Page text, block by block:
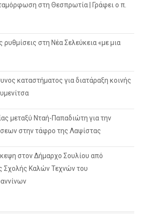
στη Θεσπρωτία | Γράφει ο π.
στη Νέα Σελεύκεια «με μια
καταστήματος για διατάραξη κοινής
μεταξύ Νταή-Παπαδιώτη για την
στην τάφρο της Λαψίστας
στον Δήμαρχο Σουλίου από
Σχολής Καλών Τεχνών του